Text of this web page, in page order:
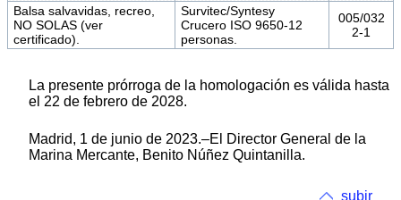
Balsa salvavidas, recreo,
NO SOLAS (ver
certificado).
Survitec/Syntesy
Crucero ISO 9650-12
personas.
005/032
2-1
La presente prórroga de la homologación es válida hasta
el 22 de febrero de 2028.
Madrid, 1 de junio de 2023.–El Director General de la
Marina Mercante, Benito Núñez Quintanilla.
subir